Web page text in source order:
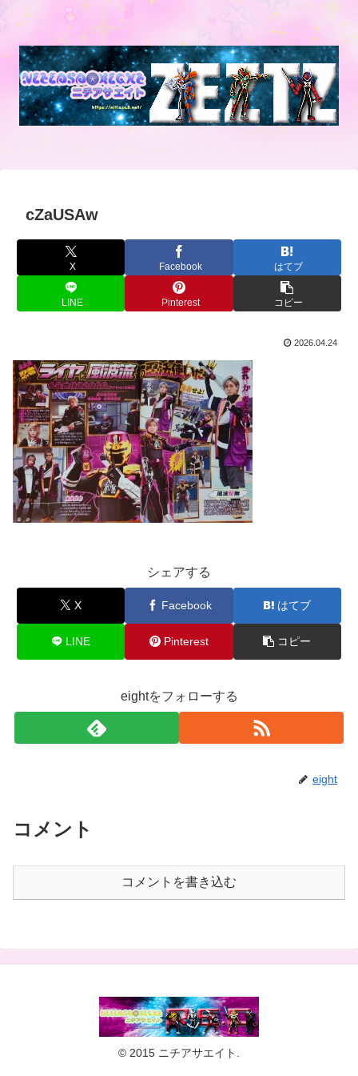
cZaUSAw
X Facebook はてブ
LINE Pinterest コピー
2026.04.24
シェアする
X Facebook はてブ
LINE Pinterest コピー
eightをフォローする
eight
コメント
コメントを書き込む
© 2015 ニチアサエイト.